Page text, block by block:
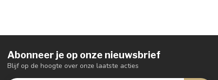
Abonneer je op onze nieuwsbrief
Blijf op de hoogte over onze laatste acties